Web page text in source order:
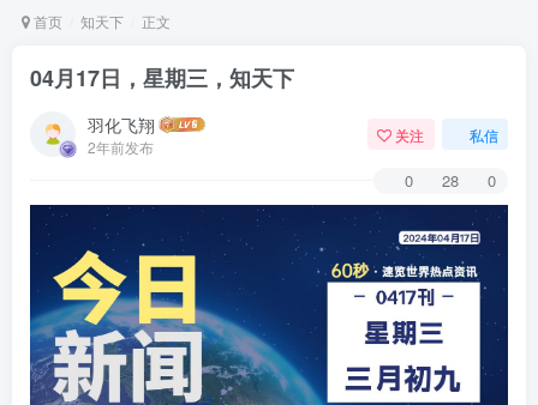
首页 知天下 正文
04月17日，星期三，知天下
羽化飞翔
2年前发布
关注 私信
0 28 0